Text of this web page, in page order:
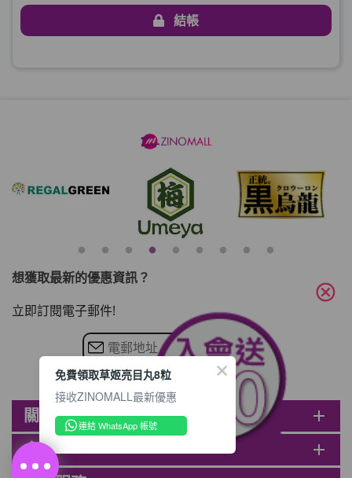
結帳
想獲取最新的優惠資訊？
立即訂閱電子郵件!
關於ZINOMALL add
會員 add
cancel
免費領取草姬亮目丸8粒
接收ZINOMALL最新優惠
連結 WhatsApp 帳號